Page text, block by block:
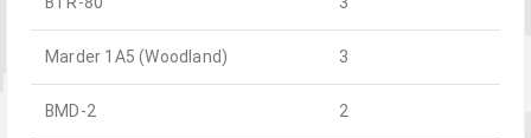
Marder 1A5 (Woodland) 3
BMD-2 2